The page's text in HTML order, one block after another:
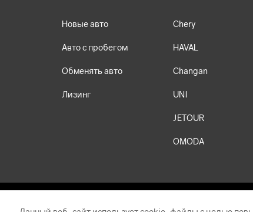
Новые авто
Авто с пробегом
Обменять авто
Лизинг
Chery
HAVAL
Changan
UNI
JETOUR
OMODA